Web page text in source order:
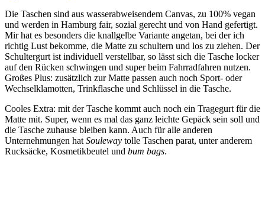
Die Taschen sind aus wasserabweisendem Canvas, zu 100% vegan
und werden in Hamburg fair, sozial gerecht und von Hand gefertigt.
Mir hat es besonders die knallgelbe Variante angetan, bei der ich
richtig Lust bekomme, die Matte zu schultern und los zu ziehen. Der
Schultergurt ist individuell verstellbar, so lässt sich die Tasche locker
auf den Rücken schwingen und super beim Fahrradfahren nutzen.
Großes Plus: zusätzlich zur Matte passen auch noch Sport- oder
Wechselklamotten, Trinkflasche und Schlüssel in die Tasche.
Cooles Extra: mit der Tasche kommt auch noch ein Tragegurt für die
Matte mit. Super, wenn es mal das ganz leichte Gepäck sein soll und
die Tasche zuhause bleiben kann. Auch für alle anderen
Unternehmungen hat Souleway tolle Taschen parat, unter anderem
Rucksäcke, Kosmetikbeutel und bum bags.